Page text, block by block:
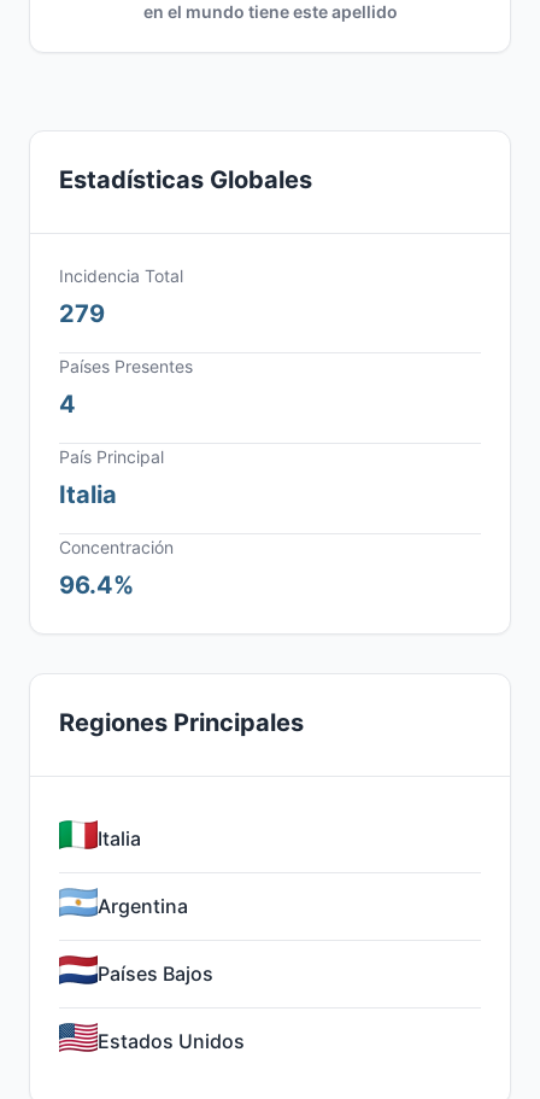
en el mundo tiene este apellido
Estadísticas Globales
Incidencia Total
279
Países Presentes
4
País Principal
Italia
Concentración
96.4%
Regiones Principales
Italia
Argentina
Países Bajos
Estados Unidos